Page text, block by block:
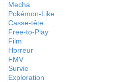
Mecha
Pokémon-Like
Casse-tête
Free-to-Play
Film
Horreur
FMV
Survie
Exploration